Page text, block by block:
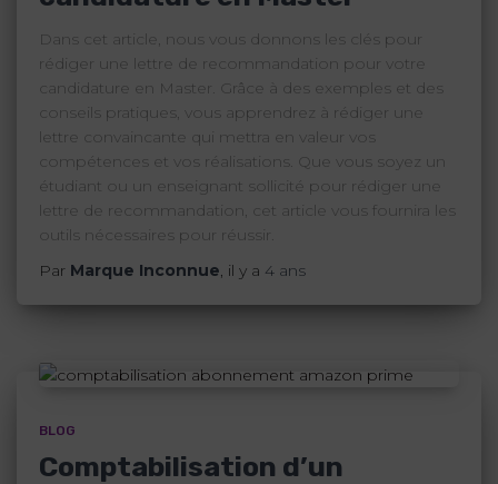
Dans cet article, nous vous donnons les clés pour
rédiger une lettre de recommandation pour votre
candidature en Master. Grâce à des exemples et des
conseils pratiques, vous apprendrez à rédiger une
lettre convaincante qui mettra en valeur vos
compétences et vos réalisations. Que vous soyez un
étudiant ou un enseignant sollicité pour rédiger une
lettre de recommandation, cet article vous fournira les
outils nécessaires pour réussir.
Par Marque Inconnue, il y a 4 ans
BLOG
Comptabilisation d’un